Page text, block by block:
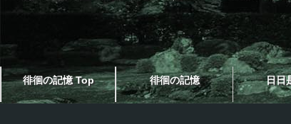
徘徊の記憶 Top 徘徊の記憶 日日